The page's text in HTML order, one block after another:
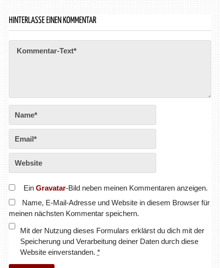
HINTERLASSE EINEN KOMMENTAR
Ein Gravatar-Bild neben meinen Kommentaren anzeigen.
Name, E-Mail-Adresse und Website in diesem Browser für
meinen nächsten Kommentar speichern.
Mit der Nutzung dieses Formulars erklärst du dich mit der
Speicherung und Verarbeitung deiner Daten durch diese
Website einverstanden. *